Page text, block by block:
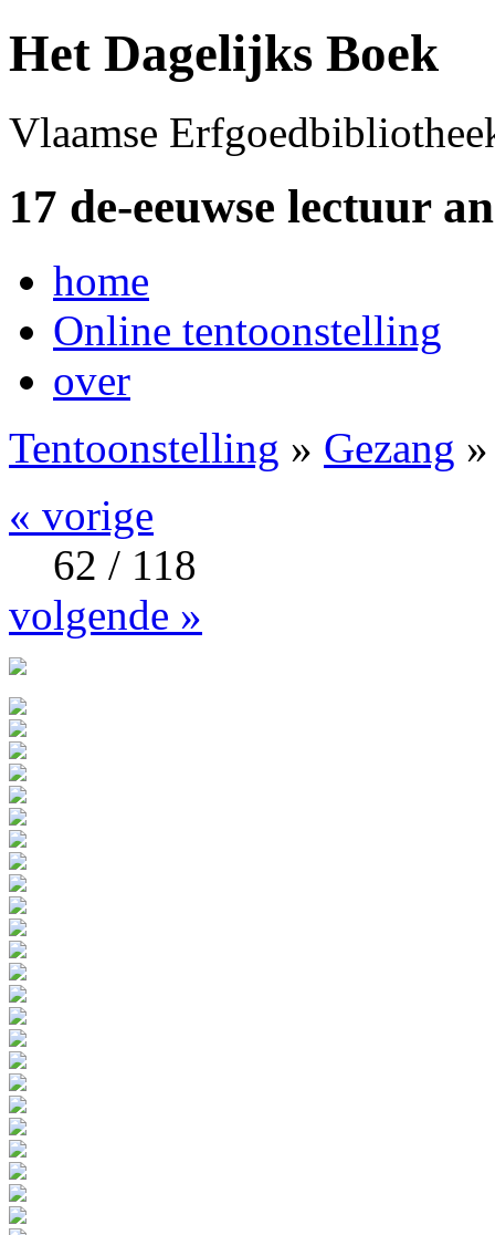
Het Dagelijks Boek
Vlaamse
17 de-eeuwse lectuur
home
Online tentoonstelling
over
Tentoonstelling » Gezang
« vorige
62 / 118
volgende »